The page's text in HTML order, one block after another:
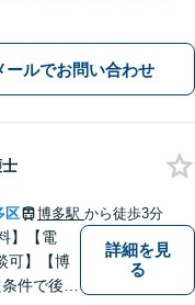
件（博多警察署まで徒歩5
も対応。
ールでお問い合わせ
区 博多駅 から徒歩3分
】【電
可】【博
件で後悔
詳細を見
る